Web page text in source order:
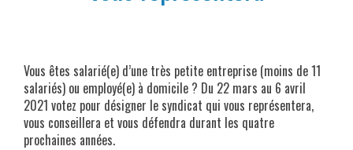
Vous êtes salarié(e) d’une très petite entreprise (moins de 11
salariés) ou employé(e) à domicile ? Du 22 mars au 6 avril
2021 votez pour désigner le syndicat qui vous représentera,
vous conseillera et vous défendra durant les quatre
prochaines années.